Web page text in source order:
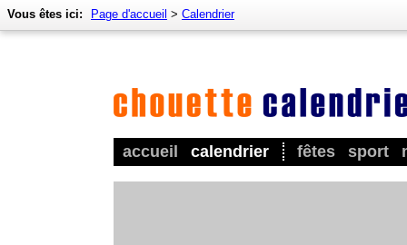
accueil calendrier fêtes sport
Vous êtes ici: Page d'accueil > Calendrier